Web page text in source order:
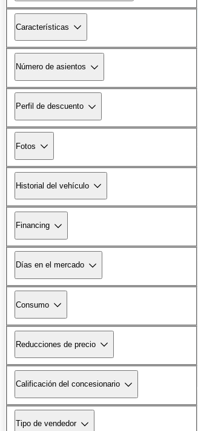
Características
Número de asientos
Perfil de descuento
Fotos
Historial del vehículo
Financing
Días en el mercado
Consumo
Reducciones de precio
Calificación del concesionario
Tipo de vendedor